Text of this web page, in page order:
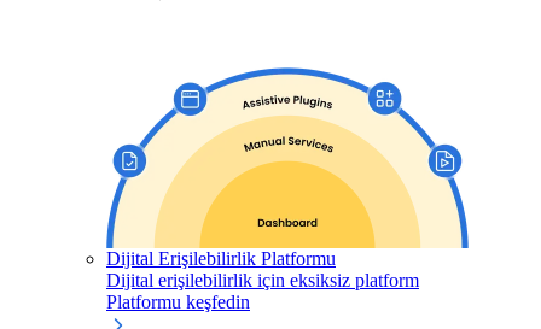
Dijital Erişilebilirlik Platformu
Dijital erişilebilirlik için eksiksiz platform
Platformu keşfedin